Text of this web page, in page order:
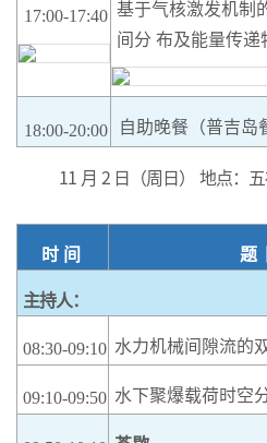
17:00-17:40 基于气核激发机制
间分 布及能量传递
18:00-20:00 自助晚餐（普吉岛
11 月 2 日（周日） 地点：
时 间 题
主持人：
08:30-09:10 水力机械间隙流的
09:10-09:50 水下聚爆载荷时空